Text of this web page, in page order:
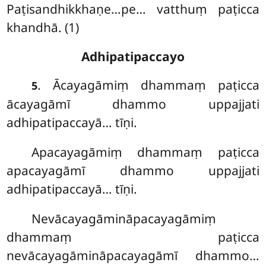
Paṭisandhikkhaṇe…pe… vatthuṃ paṭicca
khandhā. (1)
Adhipatipaccayo
5. Ācayagāmiṃ dhammaṃ paṭicca
ācayagāmī dhammo uppajjati
adhipatipaccayā… tīṇi.
Apacayagāmiṃ dhammaṃ paṭicca
apacayagāmī dhammo uppajjati
adhipatipaccayā… tīṇi.
Nevācayagāmināpacayagāmiṃ
dhammaṃ paṭicca
nevācayagāmināpacayagāmī dhammo…